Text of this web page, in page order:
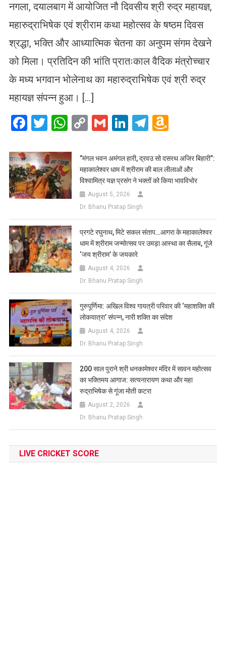
नगला, दयालबाग में आयोजित नौ दिवसीय श्री रुद्र महायज्ञ,
महारुद्राभिषेक एवं श्रीराम कथा महोत्सव के षष्ठम दिवस
श्रद्धा, भक्ति और आध्यात्मिक चेतना का अनुपम संगम देखने
को मिला। प्रतिदिन की भांति प्रातःकाल वैदिक मंत्रोच्चार
के मध्य भगवान भोलेनाथ का महारुद्राभिषेक एवं श्री रुद्र
महायज्ञ संपन्न हुआ। […]
Facebook
Twitter
WhatsApp
CopyGmailLinkedIn
Telegram
List
​”मंगल भवन अमंगल हारी, द्रवउ सो दसरथ अजिर बिहारी”:
महाकालेश्वर धाम में श्रीराम की बाल लीलाओं और
विश्वामित्र यज्ञ प्रसंग ने भक्तों को किया भावविभोर
August 5, 2026
Dr. Bhanu Pratap Singh
प्रगटे रघुनाथ, मिटे सकल संताप…आगरा के महाकालेश्वर
धाम में श्रीराम जन्मोत्सव पर उमड़ा आस्था का सैलाब, गूंजे
‘जय श्रीराम’ के जयकारे
August 4, 2026
Dr. Bhanu Pratap Singh
गुरुपूर्णिमा: अखिल विश्व गायत्री परिवार की ‘महाशक्ति की
लोकयात्रा’ संपन्न, नारी शक्ति का संदेश
August 4, 2026
Dr. Bhanu Pratap Singh
200 साल पुराने श्री धनकामेश्वर मंदिर में सावन महोत्सव
का भक्तिमय आगाज: सत्यनारायण कथा और महा
रुद्राभिषेक से गूंजा मोती कटरा
August 2, 2026
Dr. Bhanu Pratap Singh
LIVE CRICKET SCORE